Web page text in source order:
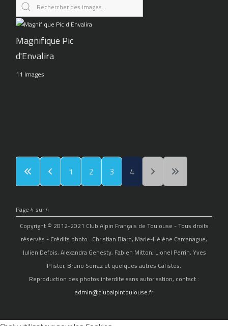
Magnifique Pic
d'Envalira
11 Images
1 2 3 4
Page 4 sur 4
Copyright © 2012-2021 Club Alpin Français de Toulouse - Tous droits
réservés - Crédits photo : Christian Biard, Marie-Hélène Carcanague,
Julien Defois, Alexandra Genesty, Fabien Mitton, Lionel Perrin, Yves
Pfister, Bruno Serraz et quelques autres Cafistes.
Reproduction des photos interdite sans autorisation, contact :
admin@clubalpintoulouse.fr